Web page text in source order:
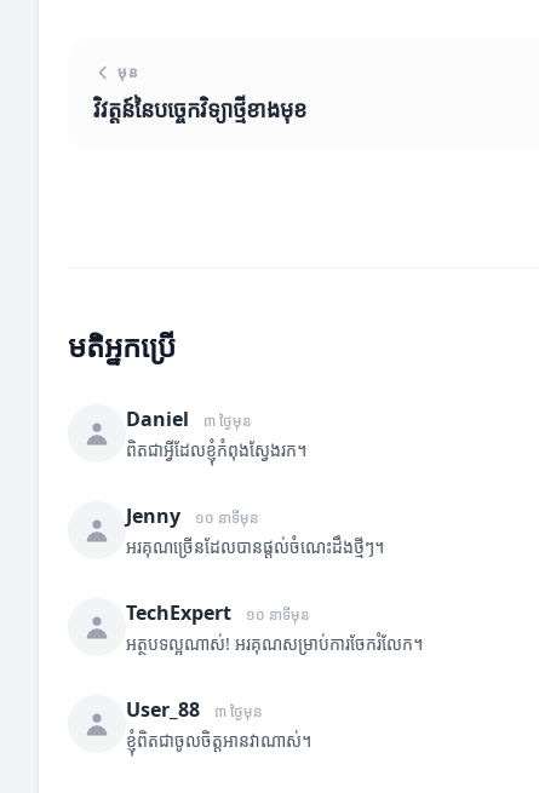
មុន
វិវត្តន៍នៃបច្ចេកវិទ្យាថ្មីខាងមុខ
មតិអ្នកប្រើ
Daniel ៣ ថ្ងៃមុន
ពិតជាអ្វីដែលខ្ញុំកំពុងស្វែងរក។
Jenny ១០ នាទីមុន
អរគុណច្រើនដែលបានផ្តល់ចំណេះដឹងថ្មីៗ។
TechExpert ១០ នាទីមុន
អត្ថបទល្អណាស់! អរគុណសម្រាប់ការចែករំលែក។
User_88 ៣ ថ្ងៃមុន
ខ្ញុំពិតជាចូលចិត្តអានវាណាស់។